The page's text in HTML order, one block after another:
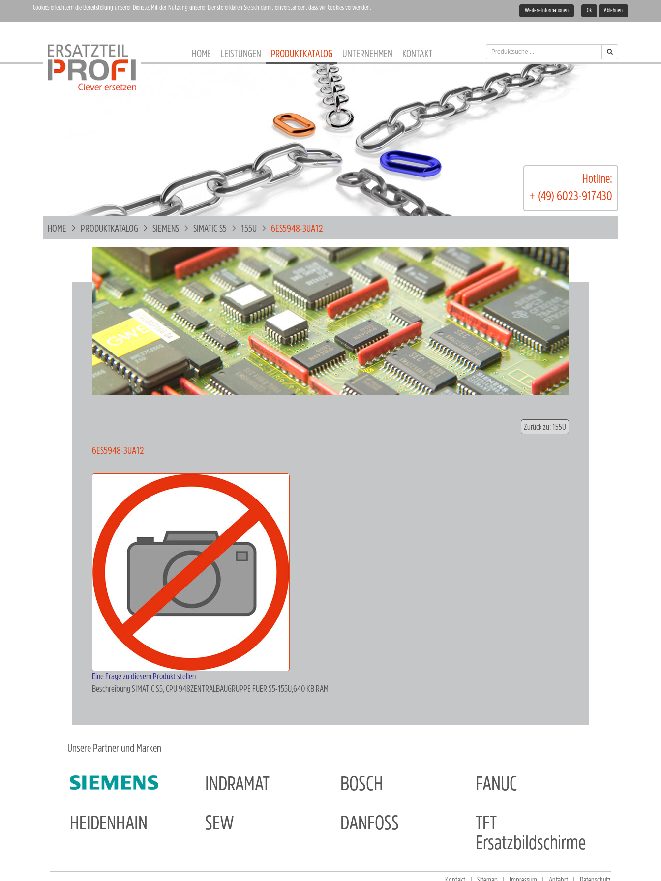
HOME LEISTUNGEN PRODUKTKATALOG UNTERNEHMEN KONTAKT
Hotline:
+ (49) 6023-917430
HOME PRODUKTKATALOG SIEMENS SIMATIC S5 155U 6ES5948-3UA12
Zurück zu: 155U
6ES5948-3UA12
Eine Frage zu diesem Produkt stellen
BeschreibungSIMATIC S5, CPU 948ZENTRALBAUGRUPPE FUER S5-155U,640 KB RAM
Unsere Partner und Marken
INDRAMAT BOSCH
FANUC
HEIDENHAIN
SEW DANFOSS
TFT
Ersatzbildschirme
Cookies erleichtern die Bereitstellung unserer Dienste. Mit der Nutzung unserer Dienste erklären Sie sich damit einverstanden, dass wir Cookies verwenden. Weitere Informationen Ok Ablehnen